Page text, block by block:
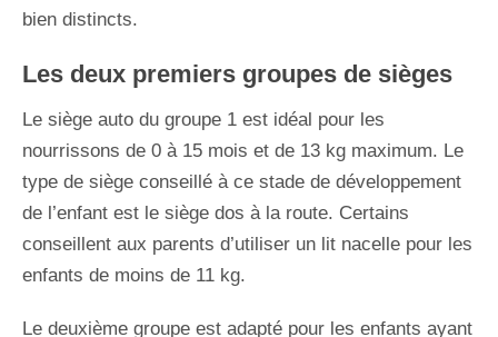
bien distincts.
Les deux premiers groupes de sièges
Le siège auto du groupe 1 est idéal pour les
nourrissons de 0 à 15 mois et de 13 kg maximum. Le
type de siège conseillé à ce stade de développement
de l’enfant est le siège dos à la route. Certains
conseillent aux parents d’utiliser un lit nacelle pour les
enfants de moins de 11 kg.
Le deuxième groupe est adapté pour les enfants ayant